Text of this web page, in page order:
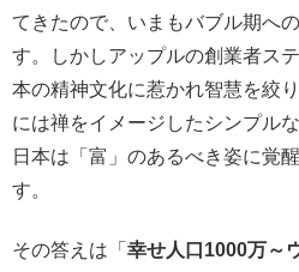
てきたので、いまもバブル期へ
す。しかしアップルの創業者ス
本の精神文化に惹かれ智慧を絞
には禅をイメージしたシンプル
日本は「富」のあるべき姿に覚
す。
その答えは「 幸せ人口1000万～